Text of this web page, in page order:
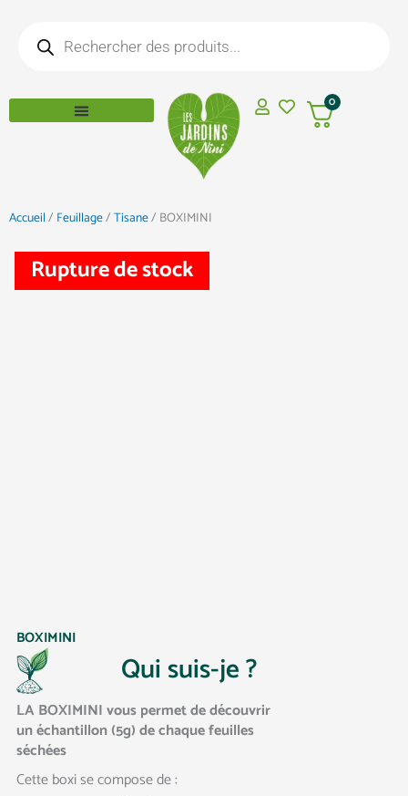
contenuproduits
0
Accueil/ Feuillage/Tisane/ BOXIMINI
Rupture de stock
BOXIMINI
Qui suis-je ?
LA BOXIMINI vous permet de découvrir
un échantillon (5g) de chaque feuilles
séchées
Cette boxi se compose de :